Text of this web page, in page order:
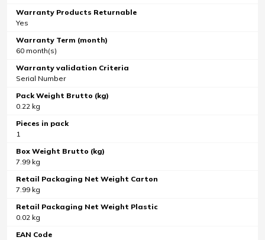
Warranty Products Returnable
Yes
Warranty Term (month)
60 month(s)
Warranty validation Criteria
Serial Number
Pack Weight Brutto (kg)
0.22 kg
Pieces in pack
1
Box Weight Brutto (kg)
7.99 kg
Retail Packaging Net Weight Carton
7.99 kg
Retail Packaging Net Weight Plastic
0.02 kg
EAN Code